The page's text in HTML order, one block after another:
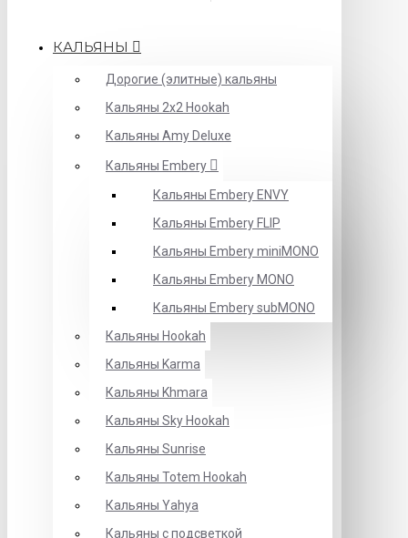
КАЛЬЯНЫ
Дорогие (элитные) кальяны
Кальяны 2х2 Hookah
Кальяны Amy Deluxe
Кальяны Embery
Кальяны Embery ENVY
Кальяны Embery FLIP
Кальяны Embery miniMONO
Кальяны Embery MONO
Кальяны Embery subMONO
Кальяны Hookah
Кальяны Karma
Кальяны Khmara
Кальяны Sky Hookah
Кальяны Sunrise
Кальяны Totem Hookah
Кальяны Yahya
Кальяны с подсветкой